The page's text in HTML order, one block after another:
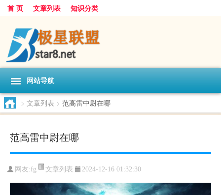
首 页 文章列表 知识分类
网站导航
> 文章列表 > 范高雷中尉在哪
范高雷中尉在哪
网友:fg 文章列表 2024-12-16 01:32:30